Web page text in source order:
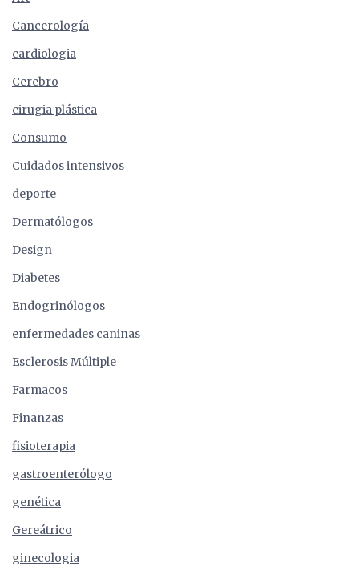
Cancerología
cardiologia
Cerebro
cirugia plástica
Consumo
Cuidados intensivos
deporte
Dermatólogos
Design
Diabetes
Endogrinólogos
enfermedades caninas
Esclerosis Múltiple
Farmacos
Finanzas
fisioterapia
gastroenterólogo
genética
Gereátrico
ginecologia